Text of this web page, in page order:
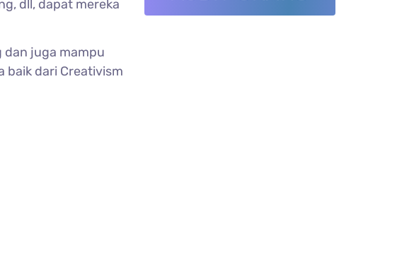
dll, dapat mereka
dan juga mampu
baik dari Creativism